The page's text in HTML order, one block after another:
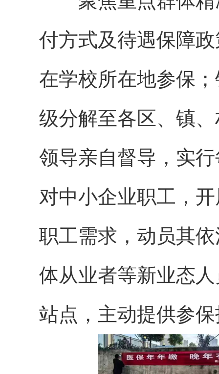
付方式及待遇保障
在学校所在地参保
级分解至各区、镇
领导亲自督导，实
对中小企业职工，
职工需求，动员其
体从业者等新业态
站点，主动提供参